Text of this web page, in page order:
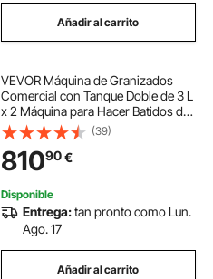
Añadir al carrito
VEVOR Máquina de Granizados
Comercial con Tanque Doble de 3 L
x 2 Máquina para Hacer Batidos de
Acero Inoxidable Máquina para
Hacer Granizados para Fiestas en
Hogar, Restaurantes, Cafeterías,
Bares
(39)
81090€
Disponible
Entrega:tan pronto como Lun.
Ago. 17
Añadir al carrito